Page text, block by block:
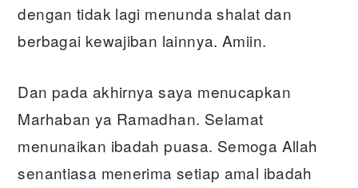
dengan tidak lagi menunda shalat dan
berbagai kewajiban lainnya. Amiin.
Dan pada akhirnya saya menucapkan
Marhaban ya Ramadhan. Selamat
menunaikan ibadah puasa. Semoga Allah
senantiasa menerima setiap amal ibadah